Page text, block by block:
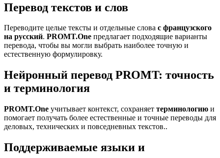
Перевод текстов и слов
Переводите целые тексты и отдельные слова с французского
на русский. PROMT.One предлагает подходящие варианты
перевода, чтобы вы могли выбрать наиболее точную и
естественную формулировку.
Нейронный перевод PROMT: точность
и терминология
PROMT.One учитывает контекст, сохраняет терминологию и
помогает получать более естественные и точные переводы для
деловых, технических и повседневных текстов..
Поддерживаемые языки и